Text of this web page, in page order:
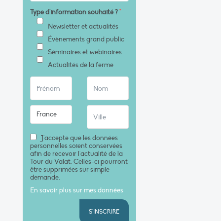
Type d'information souhaité ?*
Newsletter et actualités
Évènements grand public
Séminaires et webinaires
Actualités de la ferme
J'accepte que les données
personnelles soient conservées
afin de recevoir l'actualité de la
Tour du Valat. Celles-ci pourront
être supprimées sur simple
demande.
En savoir plus sur mes données
S'INSCRIRE